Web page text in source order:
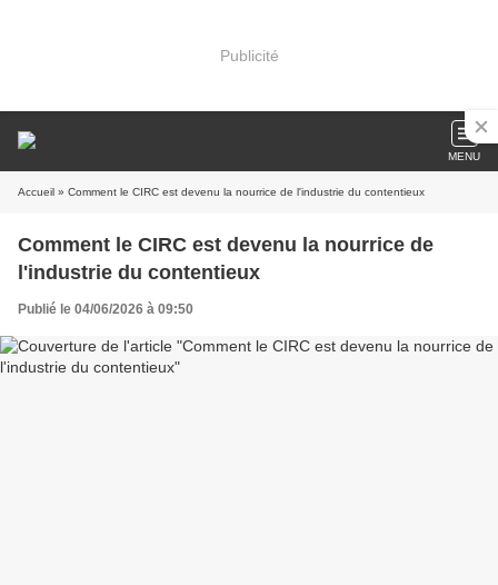
Publicité
MENU
Accueil » Comment le CIRC est devenu la nourrice de l'industrie du contentieux
Comment le CIRC est devenu la nourrice de
l'industrie du contentieux
Publié le 04/06/2026 à 09:50